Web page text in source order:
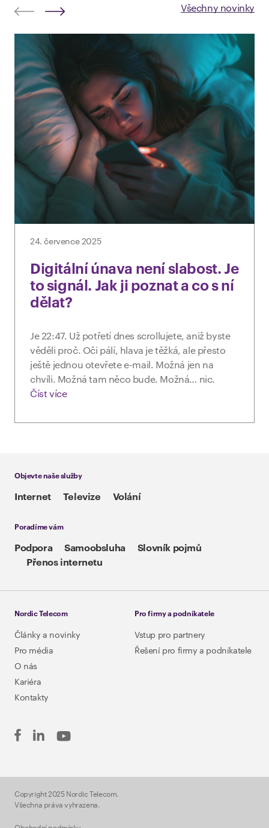
24. července 2025
Digitální únava není slabost. Je
to signál. Jak ji poznat a co s ní
dělat?
Je 22:47. Už potřetí dnes scrollujete, aniž byste
věděli proč. Oči pálí, hlava je těžká, ale přesto
ještě jednou otevřete e-mail. Možná jen na
chvíli. Možná tam něco bude. Možná… nic.
Číst více
Všechny novinky
Objevte naše služby
Internet Televize Volání
Poradíme vám
Podpora Samoobsluha
Slovník pojmů
Přenos internetu
Nordic Telecom
Články a novinky
Pro média
O nás
Kariéra
Kontakty
Pro firmy a podnikatele
Vstup pro partnery
Řešení pro firmy a podnikatele
Copyright 2025 Nordic Telecom.
Všechna práva vyhrazena.